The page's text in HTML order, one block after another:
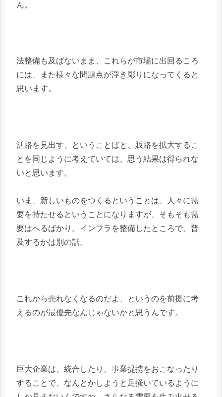
ん。
法整備も及ばないまま、これらが市場に出回るころ
には、また様々な問題点が浮き彫りになってくると
思います。
活路を見出す、ということばと、販路を拡大するこ
とを同じように考えていては、思う結果は得られな
いと思います。
いま、新しいものをつくるということは、人々に需
要を持たせるということになりますが、そもそも需
要はへるばかり。インフラを整備したところで、普
及するかは別の話。
これから売れなくなるのだよ、というのを前提に考
えるのが最優先なんじゃないかと思うんです。
巨大企業は、統合したり、事業提携をおこなったり
することで、なんとかしようと足掻いているように